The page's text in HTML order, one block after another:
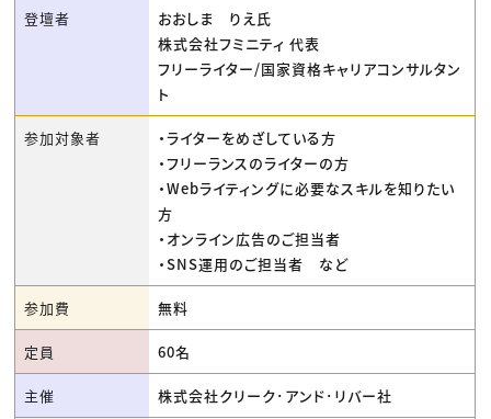
登壇者
おおしま りえ氏
株式会社フミニティ 代表
フリーライター/国家資格キャリアコンサルタン
ト
参加対象者
・ライターをめざしている方
・フリーランスのライターの方
・Webライティングに必要なスキルを知りたい
方
・オンライン広告のご担当者
・SNS運用のご担当者 など
参加費 無料
定員 60名
主催 株式会社クリーク･アンド･リバー社